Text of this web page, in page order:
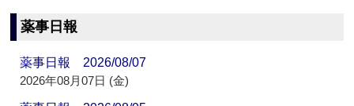
薬事日報
薬事日報 2026/08/07
2026年08月07日 (金)